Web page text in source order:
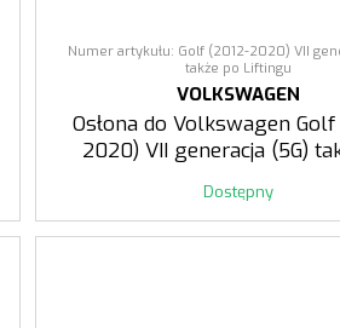
Numer artykułu: Golf (2012-2020) VII
także po Liftingu
VOLKSWAGEN
Osłona do Volkswagen
2020) VII generacja (5G)
Dostępny